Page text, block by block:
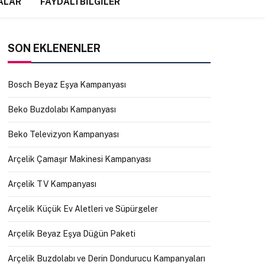
SON EKLENENLER
Bosch Beyaz Eşya Kampanyası
Beko Buzdolabı Kampanyası
Beko Televizyon Kampanyası
Arçelik Çamaşır Makinesi Kampanyası
Arçelik TV Kampanyası
Arçelik Küçük Ev Aletleri ve Süpürgeler
Arçelik Beyaz Eşya Düğün Paketi
Arçelik Buzdolabı ve Derin Dondurucu Kampanyaları